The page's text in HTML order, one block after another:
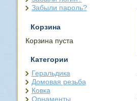
Забыли пароль?
Корзина
Корзина пуста
Категории
Геральдика
Домовая резьба
Ковка
Орнаменты